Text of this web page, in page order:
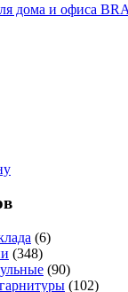
дома и офиса
(6)
(348)
(90)
(102)